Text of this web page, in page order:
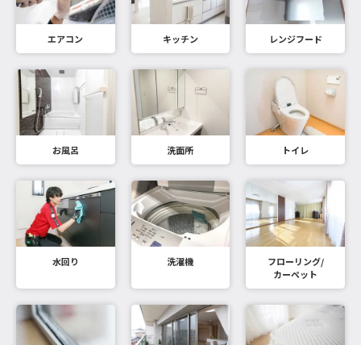
エアコン キッチン レンジフード
お風呂 洗面所 トイレ
水回り 洗濯機
フローリング/
カーペット